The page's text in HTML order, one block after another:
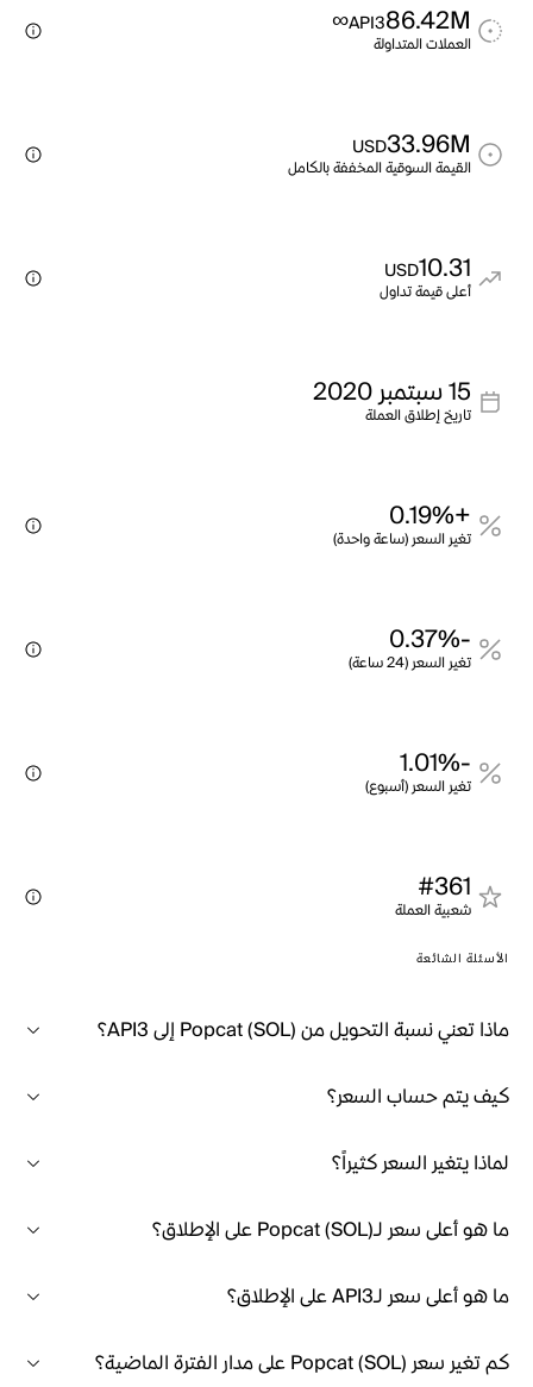
86.42M
API3
∞
العملات المتداولة
33.96M
USD
القيمة السوقية المخففة بالكامل
10.31
USD
أعلى قيمة تداول
15 سبتمبر 2020
تاريخ إطلاق العملة
+0.19%
تغير السعر (ساعة واحدة)
-0.37%
تغير السعر (24 ساعة)
-1.01%
تغير السعر (أسبوع)
#361
شعبية العملة
الأسئلة الشائعة
ماذا تعني نسبة التحويل من Popcat (SOL) إلى API3؟
كيف يتم حساب السعر؟
لماذا يتغير السعر كثيراً؟
ما هو أعلى سعر لـPopcat (SOL) على الإطلاق؟
ما هو أعلى سعر لـAPI3 على الإطلاق؟
كم تغير سعر Popcat (SOL) على مدار الفترة الماضية؟